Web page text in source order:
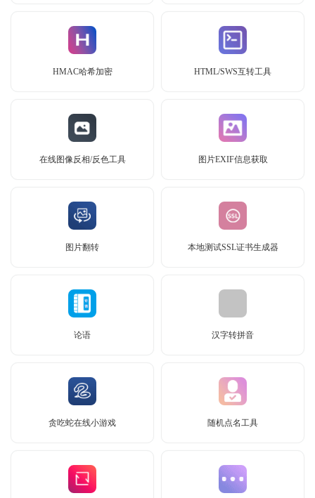
HMAC哈希加密 HTML/SWS互转工具
在线图像反相/反色工具 图片EXIF信息获取
图片翻转 本地测试SSL证书生成器
论语 汉字转拼音
贪吃蛇在线小游戏 随机点名工具